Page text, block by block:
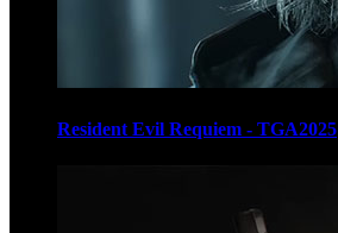
Resident Evil Requiem - TGA2025